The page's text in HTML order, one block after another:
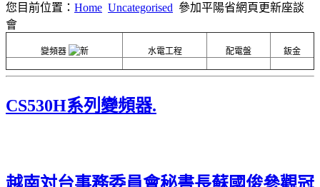
您目前位置： Home Uncategorised 參加平陽省網頁更新座談
會
變頻器 水電工程 配電盤 鈑金
CS530H系列變頻器.
越南対台事務委員會秘書長蘇國俊參觀冠